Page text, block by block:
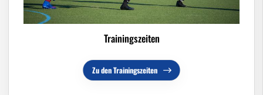
Trainingszeiten
Zu den Trainingszeiten